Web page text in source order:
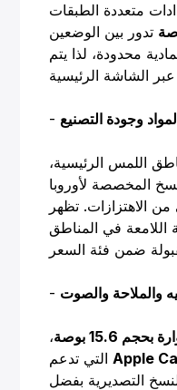
متعددة الطبقات
تدور بين الوضعين
محدودة، لذا يتم
- وجودة التصنيع
اللمس الرئيسية،
المخصصة لأوروبا
الاهتزازات. تظهر
اللامعة في المناطق
- والملاحة والصوت
15.6 بوصة
،
التي تدعمApple
التصديرية بفضل